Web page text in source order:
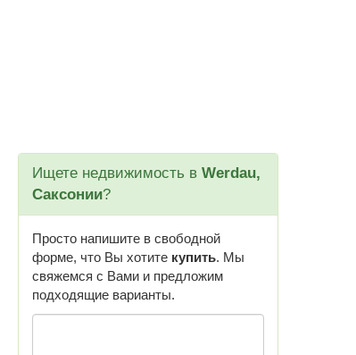
Ищете недвижимость в Werdau,
Саксонии?
Просто напишите в свободной
форме, что Вы хотите купить. Мы
свяжемся с Вами и предложим
подходящие варианты.